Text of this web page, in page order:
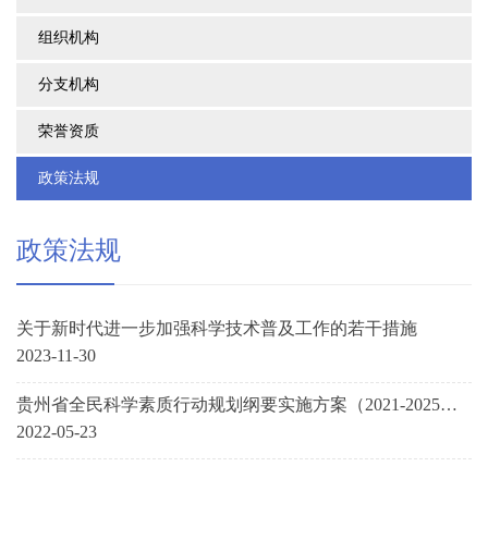
组织机构
分支机构
荣誉资质
政策法规
政策法规
关于新时代进一步加强科学技术普及工作的若干措施
2023-11-30
贵州省全民科学素质行动规划纲要实施方案（2021-2025
年）
2022-05-23